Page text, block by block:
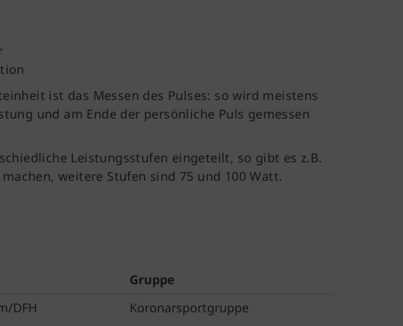
ist das Messen des Pulses: so wird meistens
und am Ende der persönliche Puls gemessen
Leistungsstufen eingeteilt, so gibt es z.B.
weitere Stufen sind 75 und 100 Watt.
Gruppe
DFH Koronarsportgruppe